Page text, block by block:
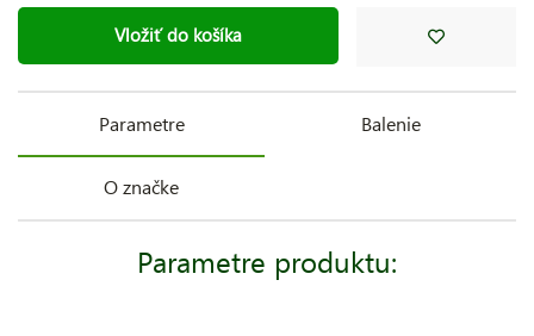
Vložiť do košíka
Parametre Balenie
O značke
Parametre produktu: